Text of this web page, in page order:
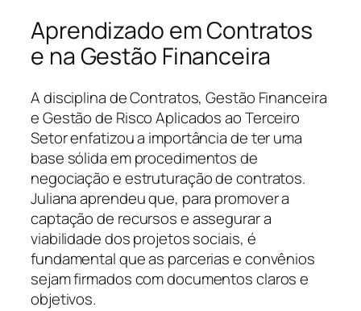
Aprendizado em Contratos
e na Gestão Financeira
A disciplina de Contratos, Gestão Financeira
e Gestão de Risco Aplicados ao Terceiro
Setor enfatizou a importância de ter uma
base sólida em procedimentos de
negociação e estruturação de contratos.
Juliana aprendeu que, para promover a
captação de recursos e assegurar a
viabilidade dos projetos sociais, é
fundamental que as parcerias e convênios
sejam firmados com documentos claros e
objetivos.